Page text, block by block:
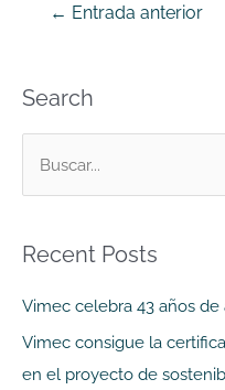
← Entrada anterior
Search
u
c
a
Recent Posts
Vimec celebra 43 años de
Vimec consigue la
en el proyecto de